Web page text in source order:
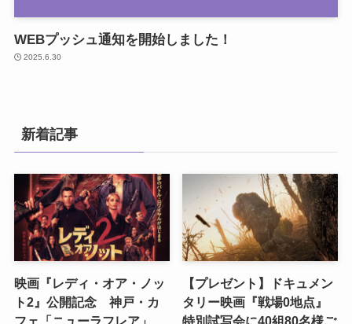
WEBプッシュ通知を開始しました！
2025.6.30